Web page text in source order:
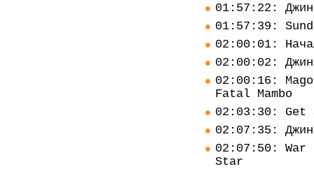
01:57:22:
01:57:39:
02:00:01:
02:00:02:
02:00:16:
Fatal Mambo
02:03:30: Get
02:07:35:
02:07:50:
Star